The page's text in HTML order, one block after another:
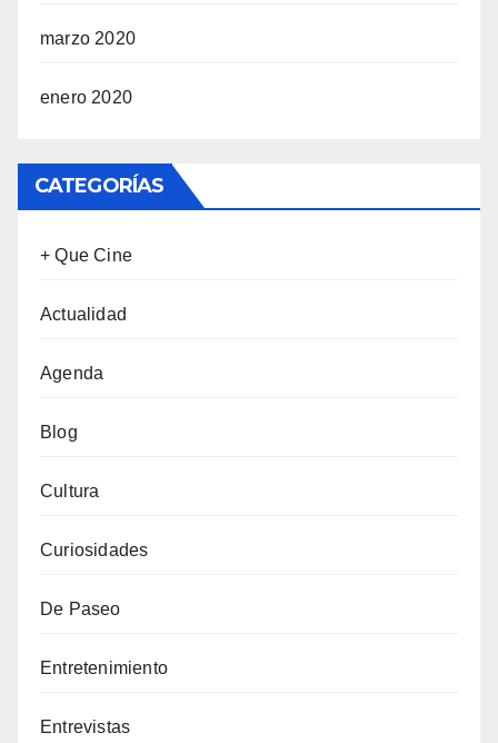
marzo 2020
enero 2020
CATEGORÍAS
+ Que Cine
Actualidad
Agenda
Blog
Cultura
Curiosidades
De Paseo
Entretenimiento
Entrevistas